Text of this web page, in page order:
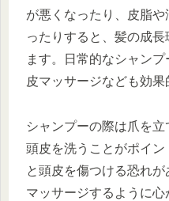
が悪くなったり、皮脂
ったりすると、髪の成
ます。日常的なシャン
皮マッサージなども効果
シャンプーの際は爪を立
頭皮を洗うことがポイ
と頭皮を傷つける恐れ
マッサージするように